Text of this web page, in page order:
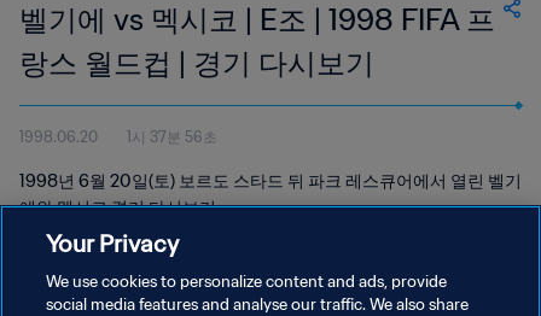
벨기에 vs 멕시코 | E조 | 1998 FIFA 프
랑스 월드컵 | 경기 다시보기
1998.06.20 1시 37분 56초
1998년 6월 20일(토) 보르도 스타드 뒤 파크 레스큐어에서 열린 벨기
에와 멕시코 경기 다시보기
Your Privacy
We use cookies to personalize content and ads, provide
social media features and analyse our traffic. We also share